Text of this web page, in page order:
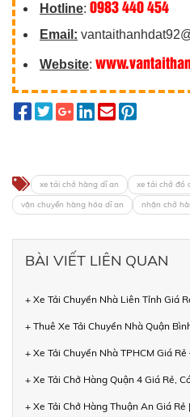
Hotline: 0983 440 454
Email:
Website:
xe tải chở hàng dĩ an xe tải chở đồ
vận chuyển hàng hóa dĩ an
nhận chở
BÀI VIẾT LIÊN QUAN
+ Xe Tải Chuyển Nhà Liên Tỉnh Giá
+ Thuê Xe Tải Chuyển Nhà Quận
+ Xe Tải Chuyển Nhà TPHCM Giá
+ Xe Tải Chở Hàng Quận 4 Giá Rẻ,
+ Xe Tải Chở Hàng Thuận An Giá Rẻ